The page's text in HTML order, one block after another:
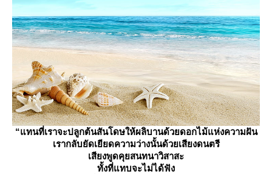
“แทนที่เราจะปลูกต้นสันโดษให้ผลิบานด้วยดอกไม้แห่งความฝัน
เรากลับยัดเยียดความว่างนั้นด้วยเสียงดนตรี
เสียงพูดคุยสนทนาวิสาสะ
ทั้งที่แทบจะไม่ได้ฟัง